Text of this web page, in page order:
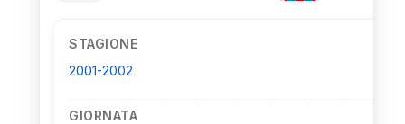
STAGIONE
2001-2002
GIORNATA